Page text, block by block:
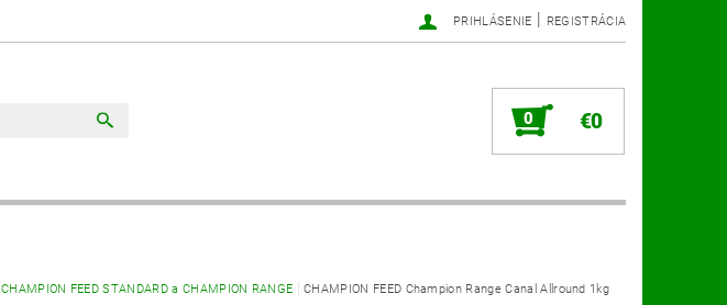
PRIHLÁSENIE | REGISTRÁCIA
0 €0
CHAMPION FEED STANDARD a CHAMPION RANGE CHAMPION FEED Champion Range Canal Allround 1kg